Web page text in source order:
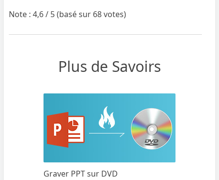
Note : 4,6 / 5 (basé sur 68 votes)
Plus de Savoirs
Graver PPT sur DVD